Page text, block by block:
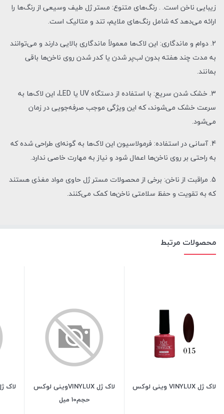
زیبایی ناخن است. . رنگ‌های متنوع: مستر ژل طیف وسیعی از رنگ‌ها را
ارائه می‌دهد که شامل رنگ‌های ملایم، تند و متالیک است.
2. دوام و ماندگاری: این لاک‌ها معمولاً ماندگاری بالایی دارند و می‌توانند
به مدت چند هفته بدون لب‌پر شدن یا کدر شدن روی ناخن‌ها باقی
بمانند.
3. خشک شدن سریع: با استفاده از دستگاه UV یا LED، این لاک‌ها به
سرعت خشک می‌شوند، که این ویژگی موجب صرفه‌جویی در زمان
می‌شود.
4. آسانی در استفاده: فرمولاسیون این لاک‌ها به گونه‌ای طراحی شده که
به راحتی بر روی ناخن‌ها اعمال شود و نیاز به مهارت خاصی ندارد.
5. مراقبت از ناخن: برخی از محصولات مستر ژل حاوی مواد مغذی هستند
که به تقویت و حفظ سلامتی ناخن‌ها کمک می‌کنند.
محصولات مرتبط
لاک ژل VINYLUX وینی لوکس
لاک ژل VINYLUXوینی لوکس
حجم10 میل